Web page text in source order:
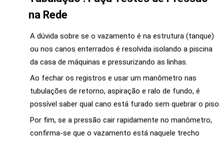
na Rede
A dúvida sobre se o vazamento é na estrutura (tanque)
ou nos canos enterrados é resolvida isolando a piscina
da casa de máquinas e pressurizando as linhas.
Ao fechar os registros e usar um manômetro nas
tubulações de retorno, aspiração e ralo de fundo, é
possível saber qual cano está furado sem quebrar o piso.
Por fim, se a pressão cair rapidamente no manômetro,
confirma-se que o vazamento está naquele trecho